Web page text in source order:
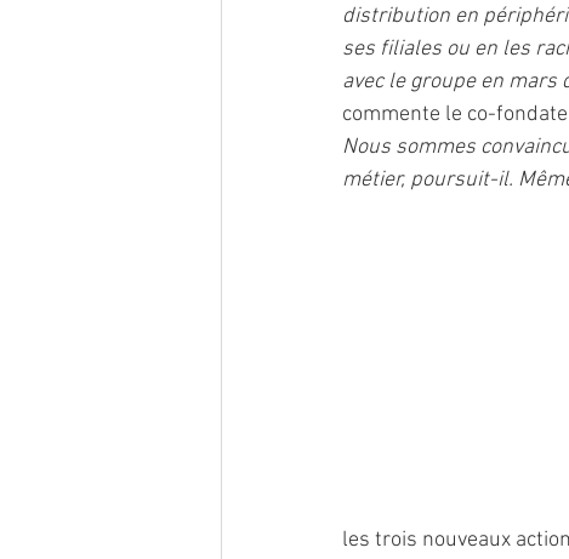
distribution en
ses filiales ou en les
avec le groupe en mars
commente le co-
Nous sommes
métier, poursuit-il.
les trois nouveaux